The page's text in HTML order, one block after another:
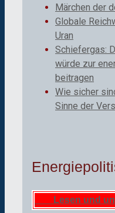
Märchen der
Globale
Uran
Schiefergas:
würde zur
beitragen
Wie sicher
Sinne der
Lesen und